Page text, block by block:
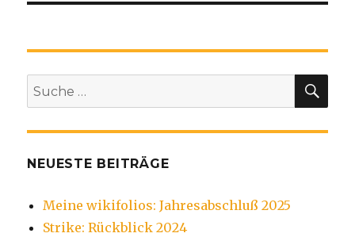
Suche
nach:
NEUESTE BEITRÄGE
Meine wikifolios: Jahresabschluß 2025
Strike: Rückblick 2024